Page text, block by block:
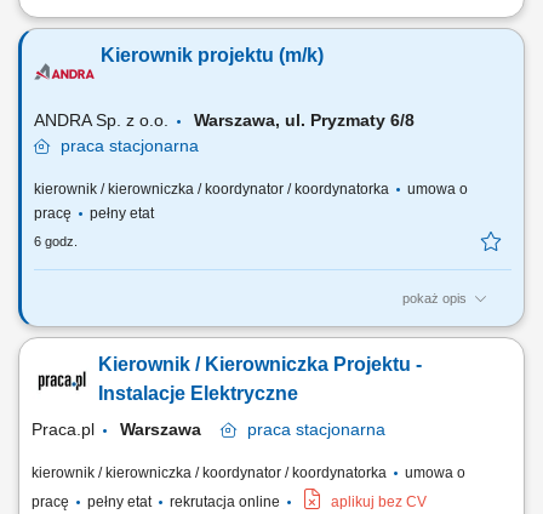
Zarządzanie zespołem realizującym projekty związane z
oraz nadzorowanie projektów dotyczących zagospodarowania i rozwoju
nieruchomości. Opracowywanie i wdrażanie zasad komercjalizacji oraz
Kierownik projektu (m/k)
ANDRA Sp. z o.o.
Warszawa, ul. Pryzmaty 6/8
praca stacjonarna
kierownik / kierowniczka / koordynator / koordynatorka
umowa o
pracę
pełny etat
6 godz.
pokaż opis
Twój zakres obowiązków: koordynacja zespołów i podwykonawców
Inwestorem/Klientem/Podwykonawcami; przygotowanie
harmonogramów prac oraz weryfikacja postępu prac na budowie;
Kierownik / Kierowniczka Projektu -
Instalacje Elektryczne
Praca.pl Warszawa praca stacjonarna
kierownik / kierowniczka / koordynator / koordynatorka
umowa o
pracę
pełny etat rekrutacja online aplikuj bez CV